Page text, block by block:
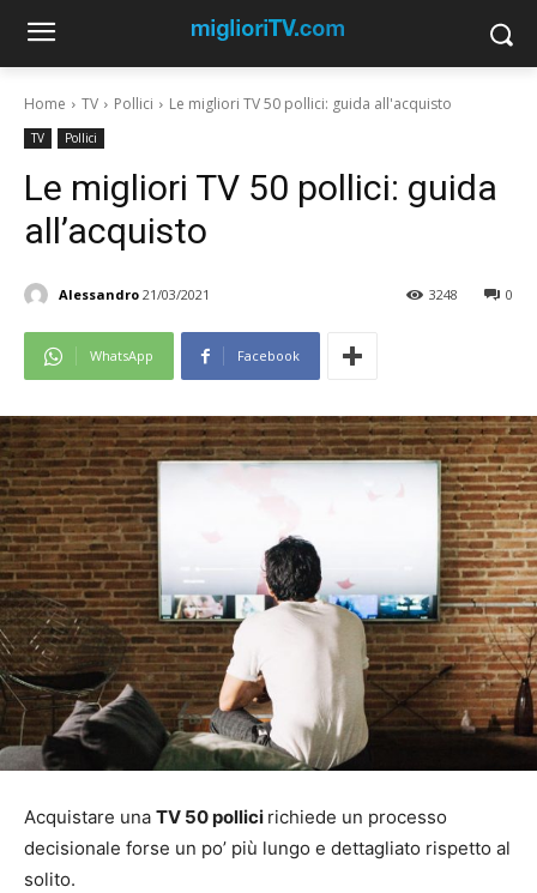
Home TV Pollici Le migliori TV 50 pollici: guida all'acquisto
TV Pollici
Le migliori TV 50 pollici: guida
all’acquisto
Alessandro 21/03/2021 0
3248
WhatsApp Facebook
Acquistare una TV 50 pollici richiede un processo
decisionale forse un po’ più lungo e dettagliato rispetto al
solito.